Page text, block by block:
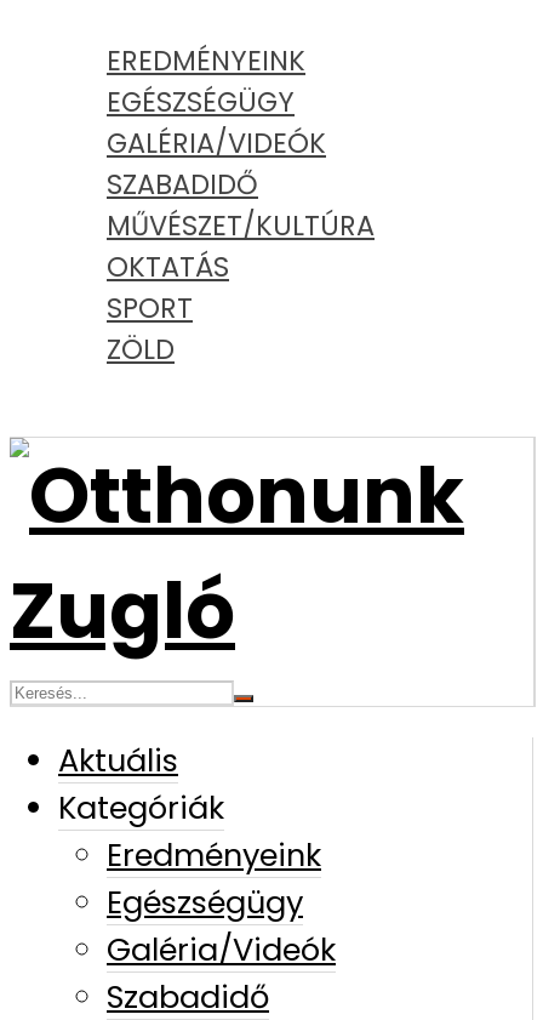
EREDMÉNYEINK
EGÉSZSÉGÜGY
GALÉRIA/VIDEÓK
SZABADIDŐ
MŰVÉSZET/KULTÚRA
OKTATÁS
SPORT
ZÖLD
Aktuális
Kategóriák
Eredményeink
Egészségügy
Galéria/Videók
Szabadidő